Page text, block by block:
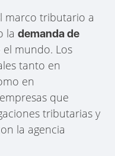
marco tributario a
lademanda de
mundo. Los
tanto en
en
que
tributarias y
la agencia